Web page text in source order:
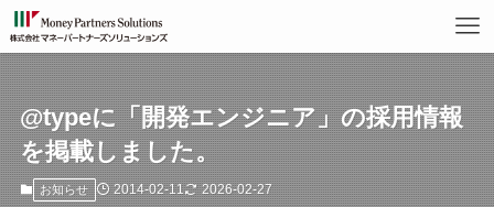
@typeに「開発エンジニア」の採用情報
を掲載しました。
お知らせ 2014-02-11 2026-02-27